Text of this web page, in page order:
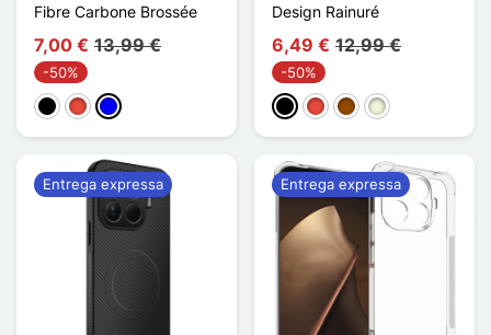
Fibre Carbone Brossée
7,00 € 13,99 €
-50%
PretoVermelho
Azul
Design Rainuré
6,49 € 12,99 €
-50%
PretoVermelho
Castanho
Bege
Entrega expressa Entrega expressa